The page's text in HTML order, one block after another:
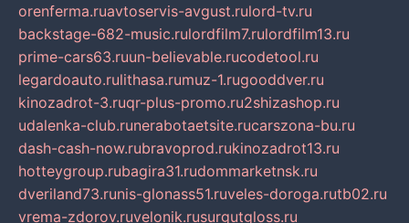
orenferma.ruavtoservis-avgust.rulord-tv.ru
backstage-682-music.rulordfilm7.rulordfilm13.ru
prime-cars63.ruun-believable.rucodetool.ru
legardoauto.rulithasa.rumuz-1.rugooddver.ru
kinozadrot-3.ruqr-plus-promo.ru2shizashop.ru
udalenka-club.runerabotaetsite.rucarszona-bu.ru
dash-cash-now.rubravoprod.rukinozadrot13.ru
hotteygroup.rubagira31.rudommarketnsk.ru
dveriland73.runis-glonass51.ruveles-doroga.rutb02.ru
vrema-zdorov.ruvelonik.rusurgutgloss.ru